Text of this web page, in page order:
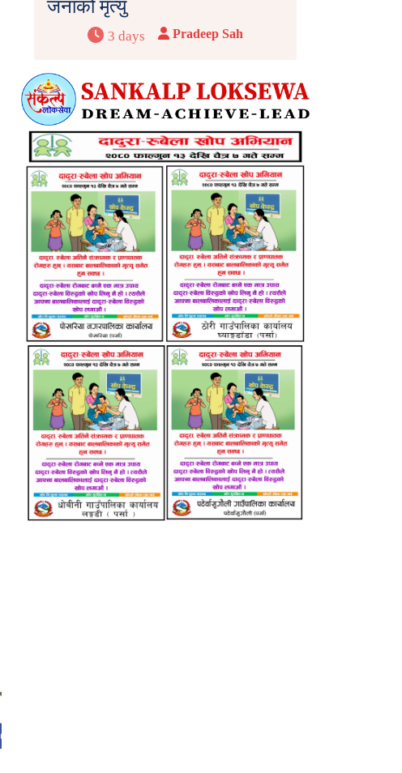
जनाको मृत्यु
3 days Pradeep Sah